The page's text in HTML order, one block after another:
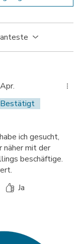
bewertet.
Bestätigt
ich gesucht,
näher mit der
beschäftige.
Ja